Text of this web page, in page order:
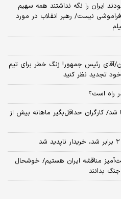
ایران را نگه نداشتند همه سهیم
نیست/ رهبر انقلاب در مورد
آقای رئیس جمهور! زنگ خطر برای تیم
تجدید نظر کنید
راه است؟
کارگران حداقل‌بگیر ماهانه بیش از
مناقشه ایران هستیم/ خوشحال
بدانند